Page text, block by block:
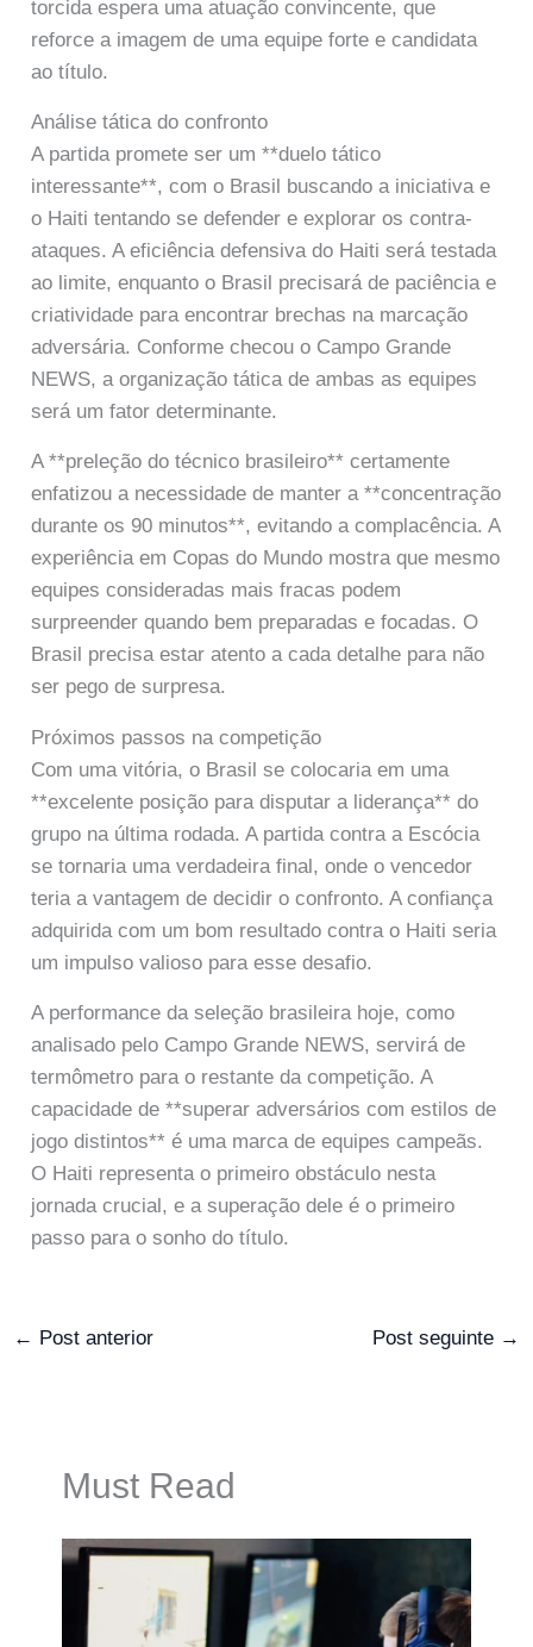
torcida espera uma atuação convincente, que
reforce a imagem de uma equipe forte e candidata
ao título.
Análise tática do confronto
A partida promete ser um **duelo tático
interessante**, com o Brasil buscando a iniciativa e
o Haiti tentando se defender e explorar os contra-
ataques. A eficiência defensiva do Haiti será testada
ao limite, enquanto o Brasil precisará de paciência e
criatividade para encontrar brechas na marcação
adversária. Conforme checou o Campo Grande
NEWS, a organização tática de ambas as equipes
será um fator determinante.
A **preleção do técnico brasileiro** certamente
enfatizou a necessidade de manter a **concentração
durante os 90 minutos**, evitando a complacência. A
experiência em Copas do Mundo mostra que mesmo
equipes consideradas mais fracas podem
surpreender quando bem preparadas e focadas. O
Brasil precisa estar atento a cada detalhe para não
ser pego de surpresa.
Próximos passos na competição
Com uma vitória, o Brasil se colocaria em uma
**excelente posição para disputar a liderança** do
grupo na última rodada. A partida contra a Escócia
se tornaria uma verdadeira final, onde o vencedor
teria a vantagem de decidir o confronto. A confiança
adquirida com um bom resultado contra o Haiti seria
um impulso valioso para esse desafio.
A performance da seleção brasileira hoje, como
analisado pelo Campo Grande NEWS, servirá de
termômetro para o restante da competição. A
capacidade de **superar adversários com estilos de
jogo distintos** é uma marca de equipes campeãs.
O Haiti representa o primeiro obstáculo nesta
jornada crucial, e a superação dele é o primeiro
passo para o sonho do título.
← Post anterior Post seguinte →
Must Read